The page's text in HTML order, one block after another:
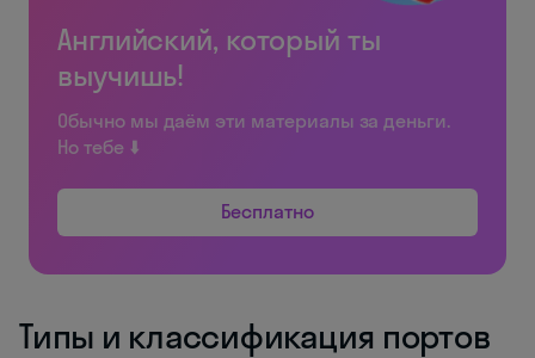
Английский, который ты
выучишь!
Обычно мы даём эти материалы за деньги.
Но тебе ⬇️
Бесплатно
Типы и классификация портов